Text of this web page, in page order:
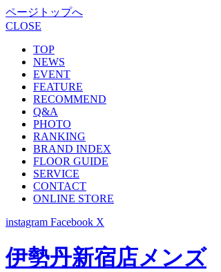
ページトップへ
CLOSE
TOP
NEWS
EVENT
FEATURE
RECOMMEND
Q&A
PHOTO
RANKING
BRAND INDEX
FLOOR GUIDE
SERVICE
CONTACT
ONLINE STORE
instagram Facebook X
伊勢丹新宿店メンズ